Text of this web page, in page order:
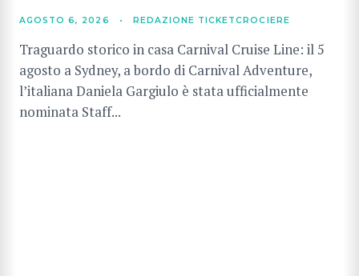
AGOSTO 6, 2026 • REDAZIONE TICKETCROCIERE
Traguardo storico in casa Carnival Cruise Line: il 5
agosto a Sydney, a bordo di Carnival Adventure,
l’italiana Daniela Gargiulo è stata ufficialmente
nominata Staff...